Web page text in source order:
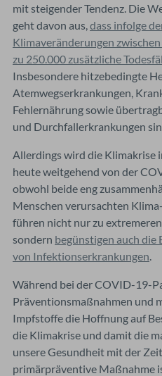
mit steigender Tendenz. Die
geht davon aus, dass infolge
Klimaveränderungen
zu 250.000 zusätzliche
Insbesondere hitzebedingte
Atemwegserkrankungen,
Fehlernährung sowie
und Durchfallerkrankungen
Allerdings wird die Klimakrise
heute weitgehend von der
obwohl beide eng
Menschen verursachten
führen nicht nur zu
sondern begünstigen auch
von Infektionserkrankungen
Während bei der COVID-19-
Präventionsmaßnahmen und
Impfstoffe die Hoffnung auf
die Klimakrise und damit die
unsere Gesundheit mit der
primärpräventive Maßnahme